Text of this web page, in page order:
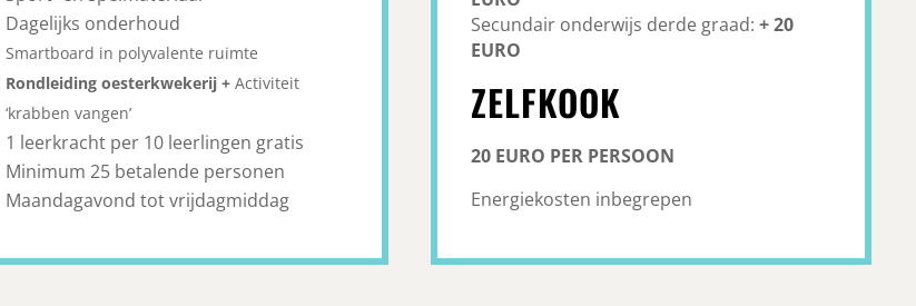
Dagelijks onderhoud
Smartboard in polyvalente ruimte
Rondleiding oesterkwekerij + Activiteit
‘krabben vangen’
1 leerkracht per 10 leerlingen gratis
Minimum 25 betalende personen
Maandagavond tot vrijdagmiddag
Secundair onderwijs derde graad: + 20
EURO
ZELFKOOK
20 EURO PER PERSOON
Energiekosten inbegrepen